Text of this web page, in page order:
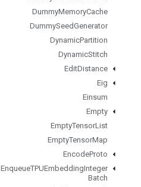
DummyMemoryCache
DummySeedGenerator
DynamicPartition
DynamicStitch
EditDistance
Eig
Einsum
Empty
EmptyTensorList
EmptyTensorMap
EncodeProto
EnqueueTPUEmbeddingInteger
Batch